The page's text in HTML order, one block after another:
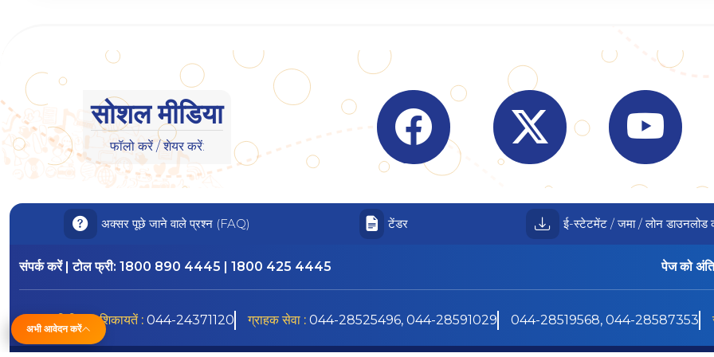
सोशल मीडिया
फॉलो करें / शेयर करें:
Visit Indian Overseas Bank Facebook page
Visit Indian OverseasVisit
अभी आवेदन करें
अक्सर पूछे जाने वाले प्रश्न (FAQ) टेंडर ई-स्टेटमेंट / जमा / लोन डाउनलोड
संपर्क करें | टोल फ्री: 1800 890 4445 | 1800 425 4445 पेज को
डिजिटल शिकायतें :044-24371120 ग्राहक सेवा :044-28525496, 044-28591029 044-28519568, 044-28587353